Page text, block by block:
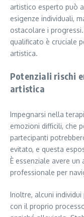
artistico esperto può
esigenze individuali,
ostacolare i
qualificato è cruciale
artistica.
Potenziali rischi
artistica
Impegnarsi nella
emozioni difficili, che
partecipanti
evitato, e questa
È essenziale avere
professionale per
Inoltre, alcuni
con il proprio